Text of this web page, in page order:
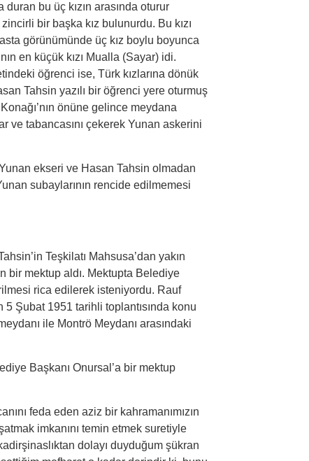
bu üç kızın arasında oturur
bir başka kız bulunurdu. Bu kızı
görünümünde üç kız boylu boyunca
en küçük kızı Mualla (Sayar) idi.
öğrenci ise, Türk kızlarına dönük
Tahsin yazılı bir öğrenci yere oturmuş
önüne gelince meydana
ve tabancasını çekerek Yunan askerini
ekseri ve Hasan Tahsin olmadan
subaylarının rencide edilmemesi
Teşkilatı Mahsusa’dan yakın
bir mektup aldı. Mektupta Belediye
rica edilerek isteniyordu. Rauf
Şubat 1951 tarihli toplantısında konu
ile Montrö Meydanı arasındaki
Başkanı Onursal’a bir mektup
feda eden aziz bir kahramanımızın
imkanını temin etmek suretiyle
dolayı duyduğum şükran